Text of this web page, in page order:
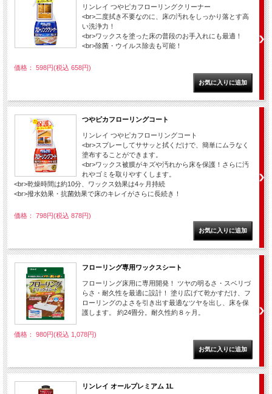
リンレイ つやピカフローリングクリーナー
<br>二度拭き不要なのに、床の汚れをしっかり落とす高
い洗浄力！
<br>ワックスを塗った床の普段のお手入れにも最適！
<br>除菌・ウイルス除去も可能！
価格： 598円(税込 658円)
つやピカフローリングコート
リンレイ つやピカフローリングコート
<br>スプレーしてササッと拭くだけで、簡単にムラなく
塗布することができます。
<br>ワックス被膜がキズや汚れから床を保護！さらに汚
れやゴミを取りやすくします。
<br>乾燥時間は約10分、ワックス効果は4ヶ月持続
<br>撥水効果・抗菌効果で床のキレイがさらに長続き！
価格： 798円(税込 878円)
フローリング専用ワックスシート
フローリング床用に専用開発！ ツヤの明るさ・スベリづ
らさ・耐久性を最適に設計！ 塗り広げて乾かすだけ、フ
ローリングのよさを引き出す最適なツヤを出し、床を保
護します。 約24畳分。耐久性約８ヶ月。
価格： 980円(税込 1,078円)
リンレイ オールプレミアム 1L